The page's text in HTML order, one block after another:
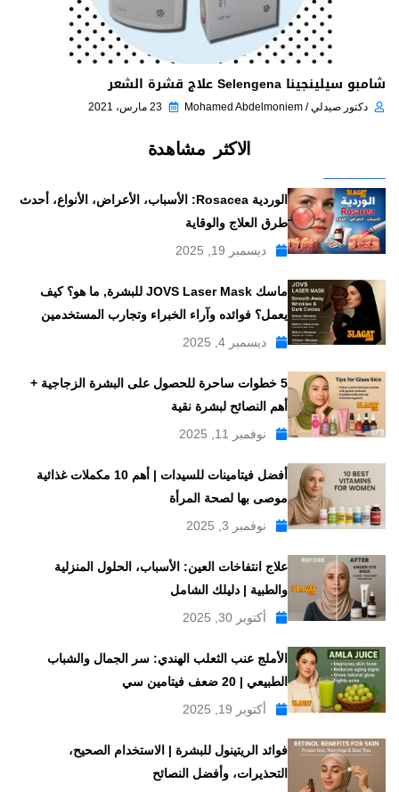
شامبو سيلينجينا Selengena علاج قشرة الشعر
دكتور صيدلي / Mohamed Abdelmoniem 23 مارس، 2021
الاكثر مشاهدة
الوردية Rosacea: الأسباب، الأعراض، الأنواع، أحدث
طرق العلاج والوقاية
ديسمبر 19, 2025
ماسك JOVS Laser Mask للبشرة, ما هو؟ كيف
يعمل؟ فوائده وآراء الخبراء وتجارب المستخدمين
ديسمبر 4, 2025
5 خطوات ساحرة للحصول على البشرة الزجاجية +
أهم النصائح لبشرة نقية
نوفمبر 11, 2025
أفضل فيتامينات للسيدات | أهم 10 مكملات غذائية
موصى بها لصحة المرأة
نوفمبر 3, 2025
علاج انتفاخات العين: الأسباب، الحلول المنزلية
والطبية | دليلك الشامل
أكتوبر 30, 2025
الأملج عنب الثعلب الهندي: سر الجمال والشباب
الطبيعي | 20 ضعف فيتامين سي
أكتوبر 19, 2025
فوائد الريتينول للبشرة | الاستخدام الصحيح،
التحذيرات، وأفضل النصائح